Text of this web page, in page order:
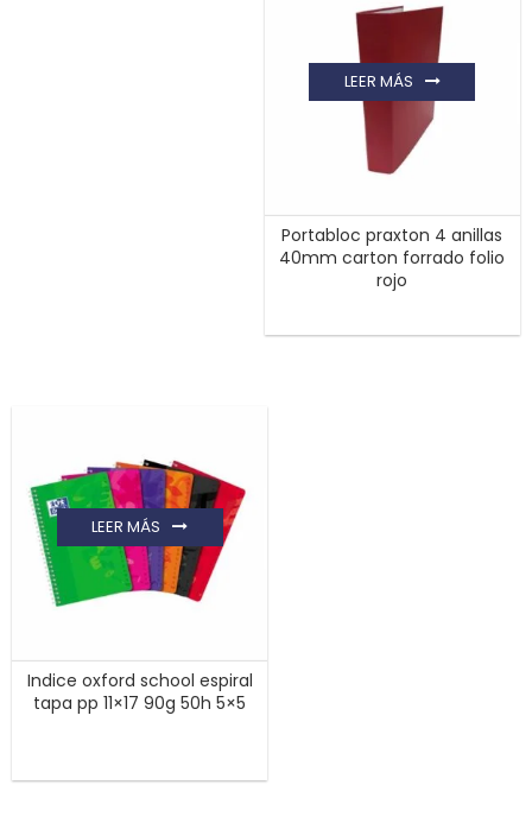
Portabloc praxton 4 anillas
40mm carton forrado folio
rojo
LEER MÁS
Indice oxford school espiral
tapa pp 11×17 90g 50h 5×5
LEER MÁS